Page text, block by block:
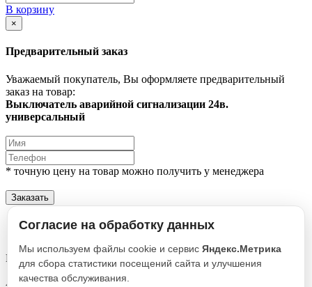
В корзину
×
Предварительный заказ
Уважаемый покупатель, Вы оформляете предварительный
заказ на товар:
Выключатель аварийной сигнализации 24в.
универсальный
* точную цену на товар можно получить у менеджера
Заказать
Описание
Выключатель аварийной сигнализации 24в. универсальный
Артикул
Согласие на обработку данных
Мы используем файлы cookie и сервис Яндекс.Метрика
для сбора статистики посещений сайта и улучшения
качества обслуживания.